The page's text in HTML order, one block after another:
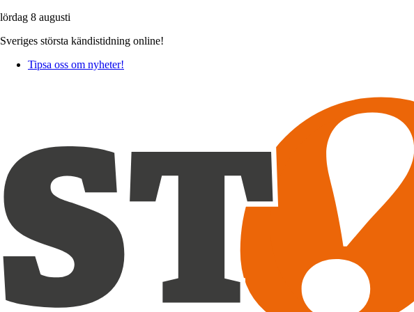
lördag 8 augusti
Sveriges största kändistidning online!
Tipsa oss om nyheter!